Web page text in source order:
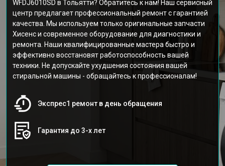
WFDJ6010SD в Тольятти? Обратитесь к нам! Наш сервисный
центр предлагает профессиональный ремонт с гарантией
качества. Мы используем только оригинальные запчасти
Хисенс и современное оборудование для диагностики и
ремонта. Наши квалифицированные мастера быстро и
эффективно восстановят работоспособность вашей
техники. Не допускайте ухудшения состояния вашей
стиральной машины - обращайтесь к профессионалам!
Экспрес1 ремонт в день обращения
Гарантия до 3-х лет